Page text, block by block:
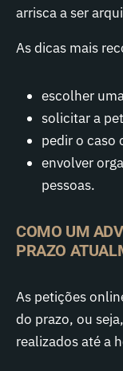
arrisca a ser
As dicas mais
escolher
solicitar a
pedir o caso
envolver
pessoas.
COMO UM
PRAZO
As petições
do prazo, ou
realizados até a